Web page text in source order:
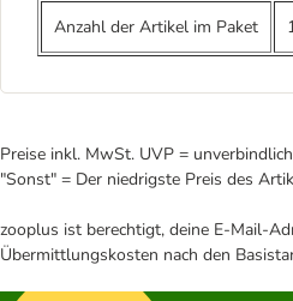
Anzahl der Artikel im Paket
Preise inkl. MwSt. UVP =
"Sonst" = Der niedrigste Preis des
zooplus ist berechtigt, deine E-Mail-
Übermittlungskosten nach den